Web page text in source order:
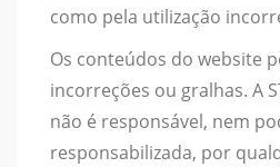
como pela utilização
Os conteúdos do website
incorreções ou gralhas. A
não é responsável, nem
responsabilizada, por